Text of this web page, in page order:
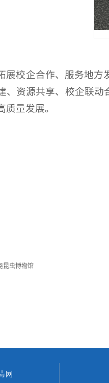
展校企合作、服务地
、资源共享、校企联
量发展。
昆虫博物馆
网